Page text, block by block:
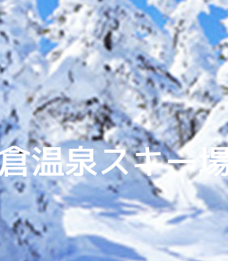
温泉スキー